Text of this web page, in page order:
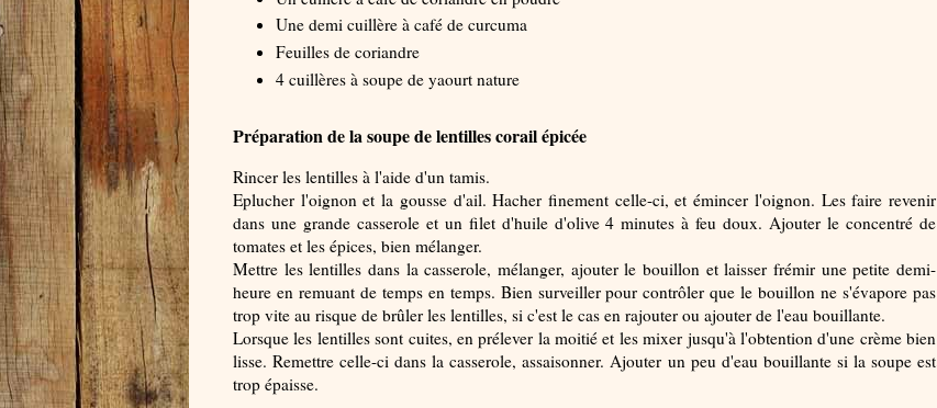
Une demi cuillère à café de curcuma
Feuilles de coriandre
4 cuillères à soupe de yaourt nature
Préparation de la soupe de lentilles corail épicée
Rincer les lentilles à l'aide d'un tamis.
Eplucher l'oignon et la gousse d'ail. Hacher finement celle-ci, et émincer l'oignon. Les faire revenir
dans une grande casserole et un filet d'huile d'olive 4 minutes à feu doux. Ajouter le concentré de
tomates et les épices, bien mélanger.
Mettre les lentilles dans la casserole, mélanger, ajouter le bouillon et laisser frémir une petite demi-
heure en remuant de temps en temps. Bien surveiller pour contrôler que le bouillon ne s'évapore pas
trop vite au risque de brûler les lentilles, si c'est le cas en rajouter ou ajouter de l'eau bouillante.
Lorsque les lentilles sont cuites, en prélever la moitié et les mixer jusqu'à l'obtention d'une crème bien
lisse. Remettre celle-ci dans la casserole, assaisonner. Ajouter un peu d'eau bouillante si la soupe est
trop épaisse.